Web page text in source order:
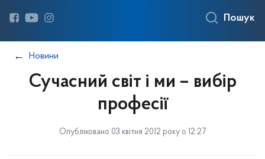
Пошук
Новини
Сучасний світ і ми – вибір
професії
Опубліковано 03 квітня 2012 року о 12:27